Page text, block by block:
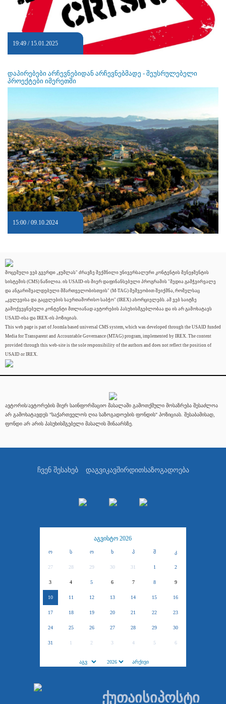
19:49 / 15.01.2025
დაპირებები არჩევნებიდან არჩევნებმადე - შეუსრულებელი
პროექტები იმერეთში
15:00 / 09.10.2024
მოცემული ვებ გვერდი „ჯუმლას" ძრავზე შექმნილი უნივერსალური კონტენტის მენეჯმენტის
სისტემის (CMS) ნაწილია. ის USAID-ის მიერ დაფინანსებული პროგრამის "მედია გამჭვირვალე
და ანგარიშვალდებული მმართველობისთვის" (M-TAG) მეშვეობით შეიქმნა, რომელსაც
„კვლევისა და გაცვლების საერთაშორისო საბჭო" (IREX) ახორციელებს. ამ ვებ საიტზე
გამოქვეყნებული კონტენტი მთლიანად ავტორების პასუხისმგებლობაა და ის არ გამოხატავს
USAID-ისა და IREX-ის პოზიციას.
This web page is part of Joomla based universal CMS system, which was developed through the USAID funded
Media for Transparent and Accountable Governance (MTAG) program, implemented by IREX. The content
provided through this web-site is the sole responsibility of the authors and does not reflect the position of
USAID or IREX.
ავტორის/ავტორების მიერ საინფორმაციო მასალაში გამოთქმული მოსაზრება შესაძლოა
არ გამოხატავდეს "საქართველოს ღია საზოგადოების ფონდის" პოზიციას. შესაბამისად,
ფონდი არ არის პასუხისმგებელი მასალის შინაარსზე.
ჩვენ შესახებ დაგვიკავშირდითსაზოგადოება
აგვისტო 2026
ო ს ო ხ პ შ კ
27 28 29 30 31 1 2
3 4 5 6 7 8 9
10 11 12 13 14 15 16
17 18 19 20 21 22 23
24 25 26 27 28 29 30
31 1 2 3 4 5 6
ქუთაისიპოსტი